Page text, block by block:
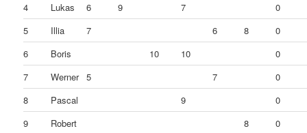
4
Lukas 6 9 7
0
5
Illia 7 6 8
0
6
Boris 10 10
0
7
Werner 5 7
0
8
Pascal 9
0
9
Robert 8
0